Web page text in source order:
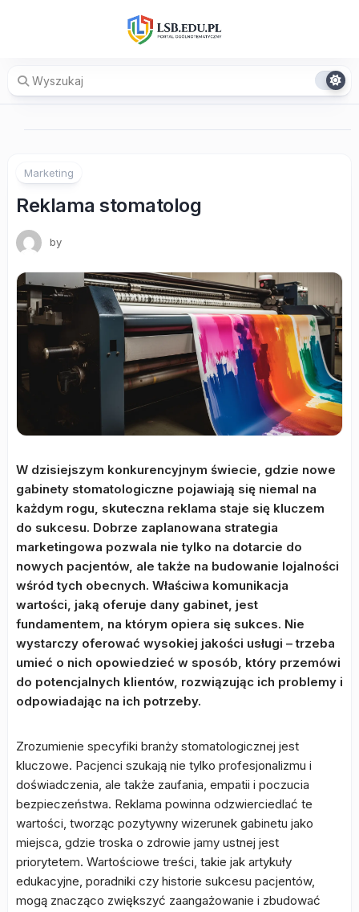
Marketing
Reklama stomatolog
by
W dzisiejszym konkurencyjnym świecie, gdzie nowe
gabinety stomatologiczne pojawiają się niemal na
każdym rogu, skuteczna reklama staje się kluczem
do sukcesu. Dobrze zaplanowana strategia
marketingowa pozwala nie tylko na dotarcie do
nowych pacjentów, ale także na budowanie lojalności
wśród tych obecnych. Właściwa komunikacja
wartości, jaką oferuje dany gabinet, jest
fundamentem, na którym opiera się sukces. Nie
wystarczy oferować wysokiej jakości usługi – trzeba
umieć o nich opowiedzieć w sposób, który przemówi
do potencjalnych klientów, rozwiązując ich problemy i
odpowiadając na ich potrzeby.
Zrozumienie specyfiki branży stomatologicznej jest
kluczowe. Pacjenci szukają nie tylko profesjonalizmu i
doświadczenia, ale także zaufania, empatii i poczucia
bezpieczeństwa. Reklama powinna odzwierciedlać te
wartości, tworząc pozytywny wizerunek gabinetu jako
miejsca, gdzie troska o zdrowie jamy ustnej jest
priorytetem. Wartościowe treści, takie jak artykuły
edukacyjne, poradniki czy historie sukcesu pacjentów,
mogą znacząco zwiększyć zaangażowanie i zbudować